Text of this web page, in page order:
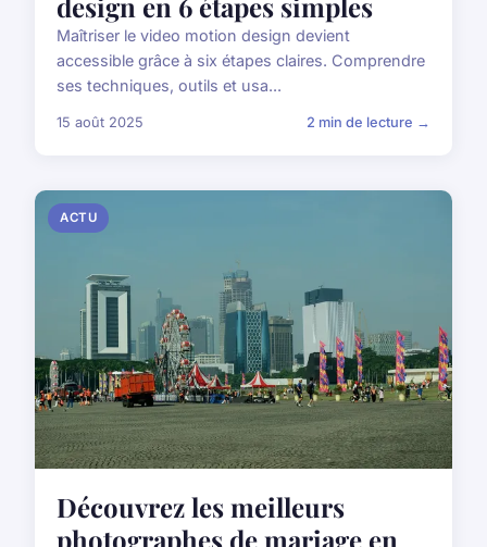
Maîtriser le video motion design devient
accessible grâce à six étapes claires. Comprendre
ses techniques, outils et usa...
15 août 2025 2 min de lecture →
ACTU
Découvrez les meilleurs
photographes de mariage en